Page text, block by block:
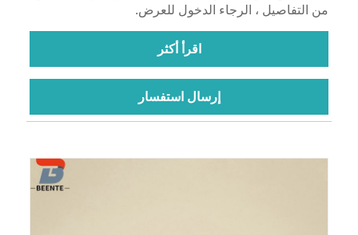
من التفاصيل ، الرجاء الدخول للعرض.
اقرأ أكثر
إرسال استفسار